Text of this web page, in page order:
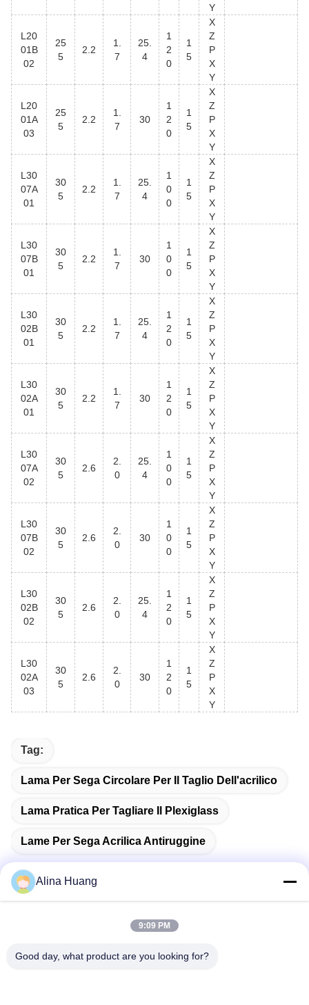
Y
L20
01B
02
25
5
2.2
1.
7
25.
4
1
2
0
1
5
X
Z
P
X
Y
L20
01A
03
25
5
2.2
1.
7
30
1
2
0
1
5
X
Z
P
X
Y
L30
07A
01
30
5
2.2
1.
7
25.
4
1
0
0
1
5
X
Z
P
X
Y
L30
07B
01
30
5
2.2
1.
7
30
1
0
0
1
5
X
Z
P
X
Y
L30
02B
01
30
5
2.2
1.
7
25.
4
1
2
0
1
5
X
Z
P
X
Y
L30
02A
01
30
5
2.2
1.
7
30
1
2
0
1
5
X
Z
P
X
Y
L30
07A
02
30
5
2.6
2.
0
25.
4
1
0
0
1
5
X
Z
P
X
Y
L30
07B
02
30
5
2.6
2.
0
30
1
0
0
1
5
X
Z
P
X
Y
L30
02B
02
30
5
2.6
2.
0
25.
4
1
2
0
1
5
X
Z
P
X
Y
L30
02A
03
30
5
2.6
2.
0
30
1
2
0
1
5
X
Z
P
X
Y
Tag:
Lama Per Sega Circolare Per Il Taglio Dell'acrilico
Lama Pratica Per Tagliare Il Plexiglass
Lame Per Sega Acrilica Antiruggine
Indirizzo
Alina Huang
9:09 PM
Good day, what product are you looking for?